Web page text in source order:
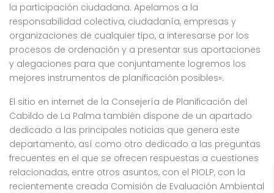
la participación ciudadana. Apelamos a la
responsabilidad colectiva, ciudadanía, empresas y
organizaciones de cualquier tipo, a interesarse por los
procesos de ordenación y a presentar sus aportaciones
y alegaciones para que conjuntamente logremos los
mejores instrumentos de planificación posibles».
El sitio en internet de la Consejería de Planificación del
Cabildo de La Palma también dispone de un apartado
dedicado a las principales noticias que genera este
departamento, así como otro dedicado a las preguntas
frecuentes en el que se ofrecen respuestas a cuestiones
relacionadas, entre otros asuntos, con el PIOLP, con la
recientemente creada Comisión de Evaluación Ambiental